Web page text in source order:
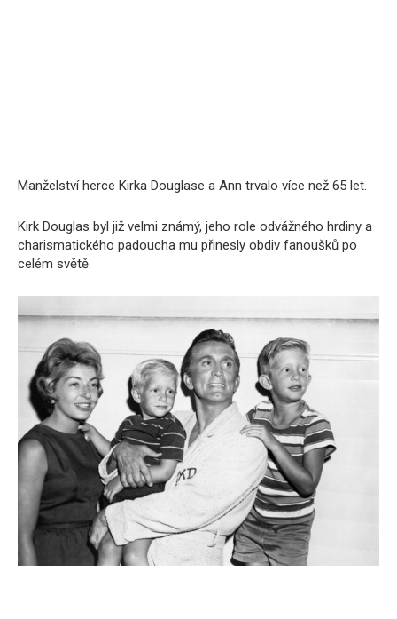
Manželství herce Kirka Douglase a Ann trvalo více než 65 let.
Kirk Douglas byl již velmi známý, jeho role odvážného hrdiny a
charismatického padoucha mu přinesly obdiv fanoušků po
celém světě.